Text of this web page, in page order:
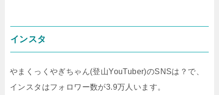
インスタ
やまくっくやぎちゃん(登山YouTuber)のSNSは？で、
インスタはフォロワー数が3.9万人います。